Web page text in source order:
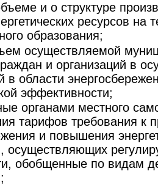
и о структуре
ресурсов на
образования;
осуществляемой
и организаций в
в области
эффективности;
органами местного
тарифов требования к
и повышения
осуществляющих
обобщенные по видам